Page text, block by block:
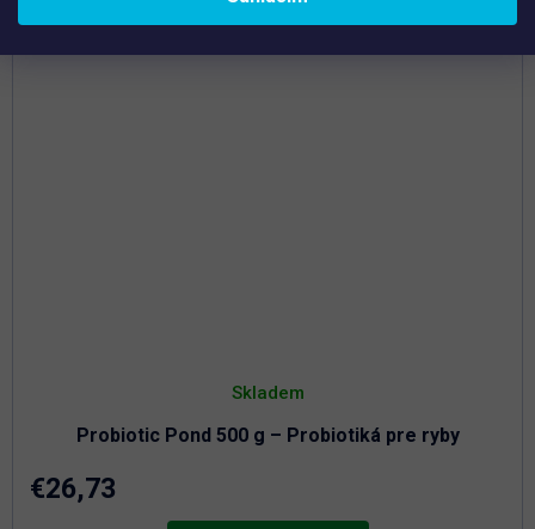
Probiotic Pond 500 g – Probiotiká pre ryby
Skladem
€26,73